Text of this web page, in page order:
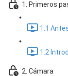
1. Primeros
1.1
1.2
2. Cámara